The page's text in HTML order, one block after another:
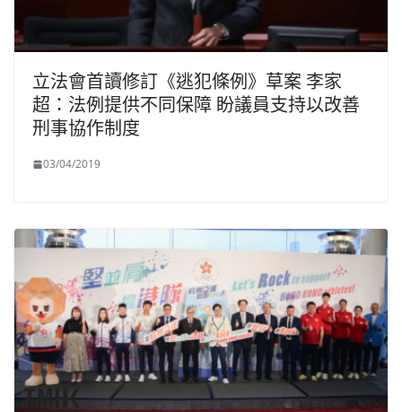
立法會首讀修訂《逃犯條例》草案 李家
超：法例提供不同保障 盼議員支持以改善
刑事協作制度
03/04/2019